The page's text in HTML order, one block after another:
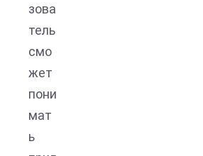
зова
тель
смо
жет
пони
мат
ь